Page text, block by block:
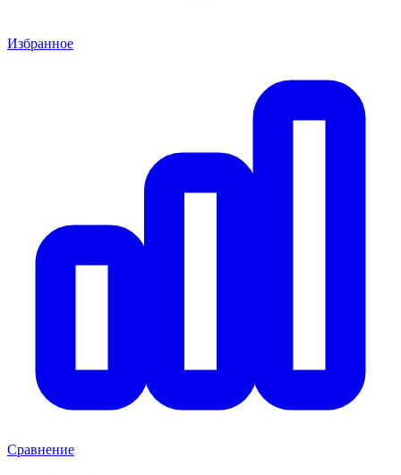
Избранное
Сравнение